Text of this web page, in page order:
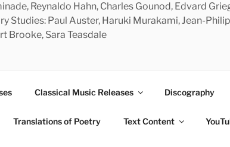
Reynaldo Hahn, Charles Gounod, Edvard
Studies: Paul Auster, Haruki Murakami, Jean-
Brooke, Sara Teasdale
Classical Music Releases Discography
Translations of Poetry Text Content